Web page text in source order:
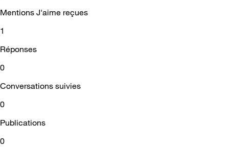
Mentions J'aime reçues
1
Réponses
0
Conversations suivies
0
Publications
0